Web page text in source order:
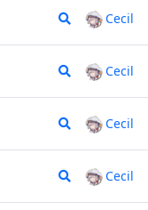
Cecil
Cecil
Cecil
Cecil